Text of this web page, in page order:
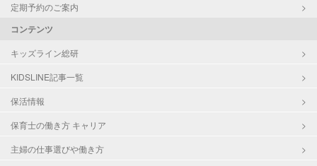
定期予約のご案内
コンテンツ
キッズライン総研
KIDSLINE記事一覧
保活情報
保育士の働き方 キャリア
主婦の仕事選びや働き方